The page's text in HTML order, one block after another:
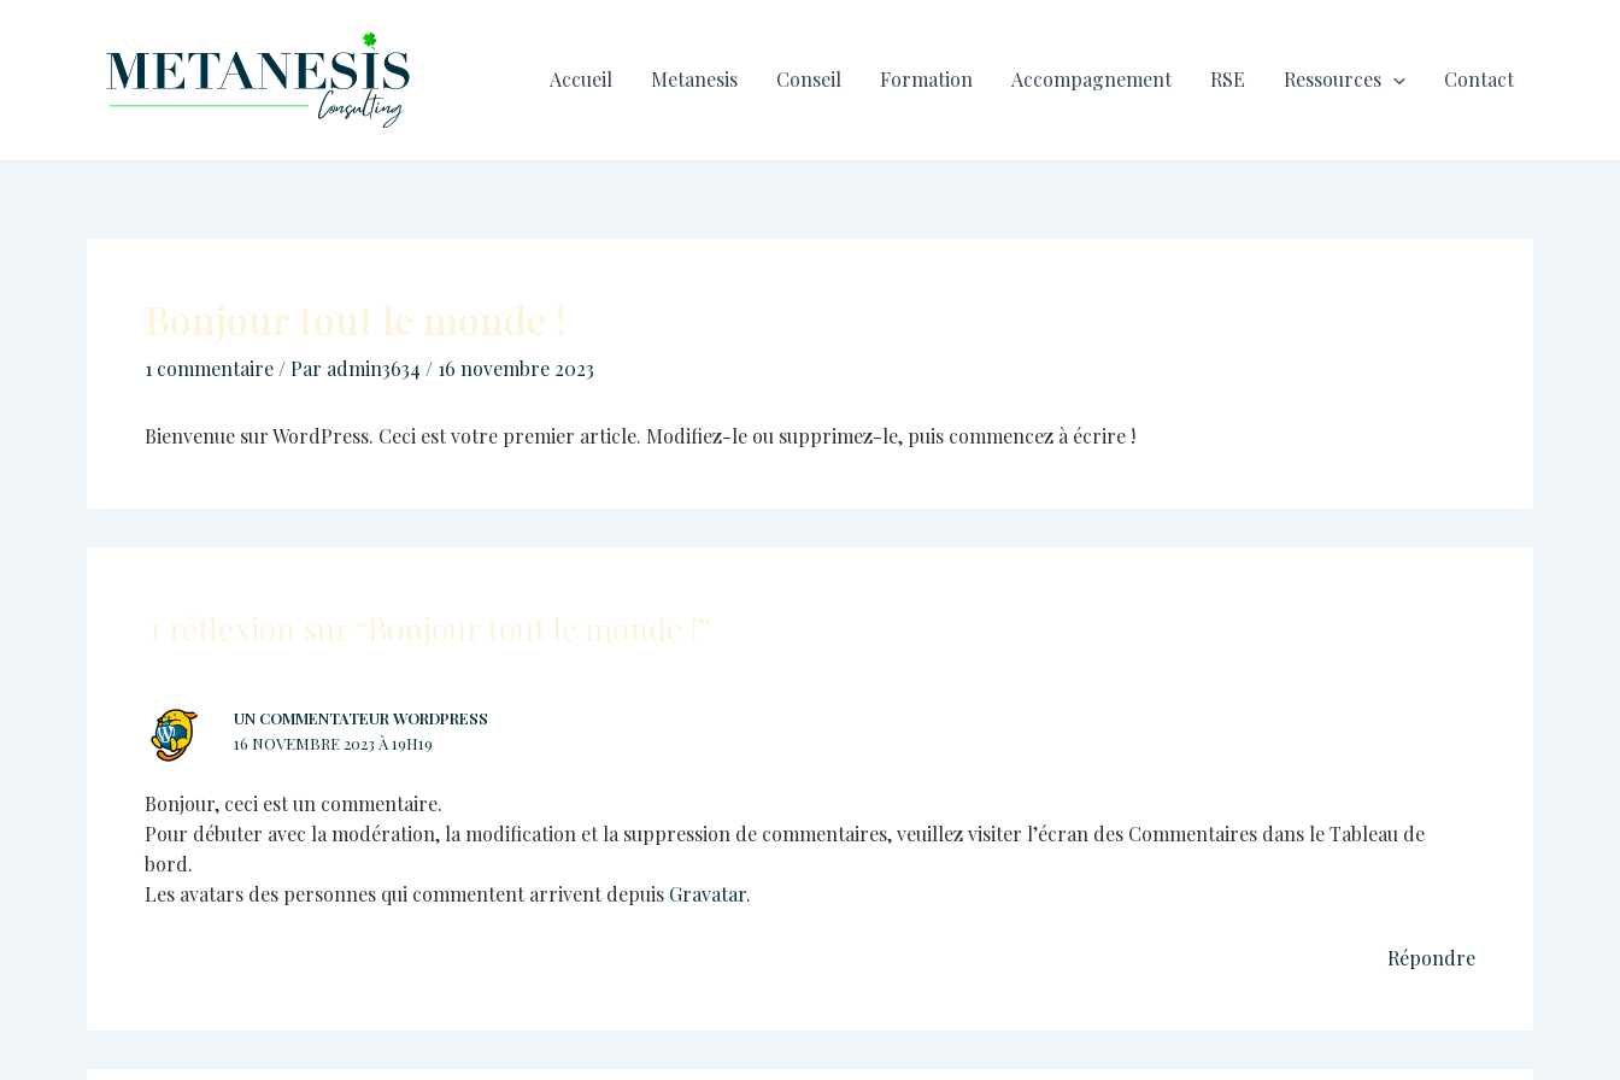
Accueil Metanesis Conseil Formation Accompagnement RSE Ressources Contact
Bonjour tout le monde !
1 commentaire / Par admin3634 / 16 novembre 2023
Bienvenue sur WordPress. Ceci est votre premier article. Modifiez-le ou supprimez-le, puis commencez à écrire !
1 réflexion sur “Bonjour tout le monde !”
UN COMMENTATEUR WORDPRESS
16 NOVEMBRE 2023 À 19H19
Bonjour, ceci est un commentaire.
Pour débuter avec la modération, la modification et la suppression de commentaires, veuillez visiter l’écran des Commentaires dans le Tableau de
bord.
Les avatars des personnes qui commentent arrivent depuis Gravatar.
Répondre